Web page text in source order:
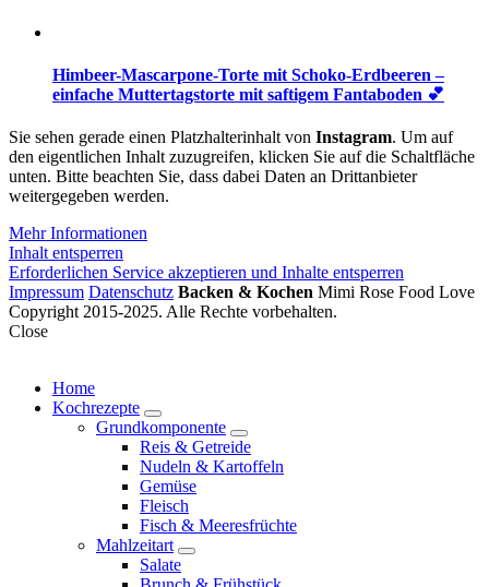
Himbeer-Mascarpone-Torte mit Schoko-Erdbeeren –
einfache Muttertagstorte mit saftigem Fantaboden 💕
Sie sehen gerade einen Platzhalterinhalt von Instagram. Um auf
den eigentlichen Inhalt zuzugreifen, klicken Sie auf die Schaltfläche
unten. Bitte beachten Sie, dass dabei Daten an Drittanbieter
weitergegeben werden.
Mehr Informationen
Inhalt entsperren
Erforderlichen Service akzeptieren und Inhalte entsperren
Impressum Datenschutz Backen & Kochen Mimi Rose Food Love
Copyright 2015-2025. Alle Rechte vorbehalten.
Close
Home
Kochrezepte
expand
child
menu
Grundkomponente
expand
child
menu
Reis & Getreide
Nudeln & Kartoffeln
Gemüse
Fleisch
Fisch & Meeresfrüchte
Mahlzeitart
expand
child
Salate